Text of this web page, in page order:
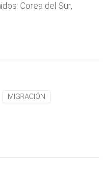
Corea del Sur,
MIGRACIÓN